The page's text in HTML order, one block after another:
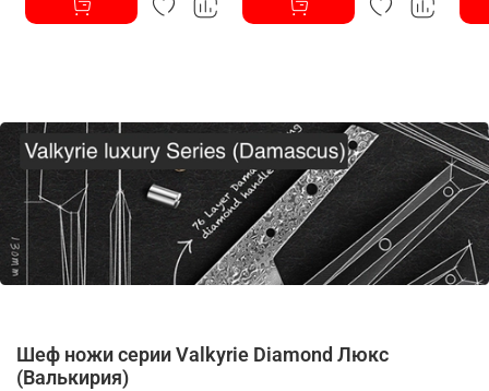
Шеф ножи серии Valkyrie Diamond Люкс
(Валькирия)